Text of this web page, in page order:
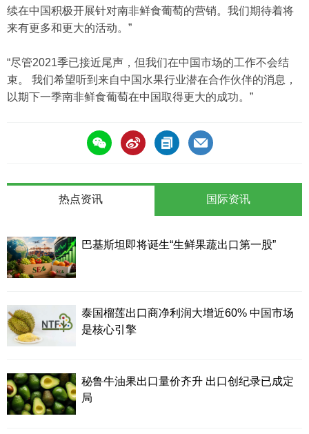
续在中国积极开展针对南非鲜食葡萄的营销。我们期待着将
来有更多和更大的活动。”
“尽管2021季已接近尾声，但我们在中国市场的工作不会结
束。 我们希望听到来自中国水果行业潜在合作伙伴的消息，
以期下一季南非鲜食葡萄在中国取得更大的成功。”
热点资讯
巴基斯坦即将诞生“生鲜果蔬出口第一股”
泰国榴莲出口商净利润大增近60% 中国市场
是核心引擎
秘鲁牛油果出口量价齐升 出口创纪录已成定
局
国际资讯